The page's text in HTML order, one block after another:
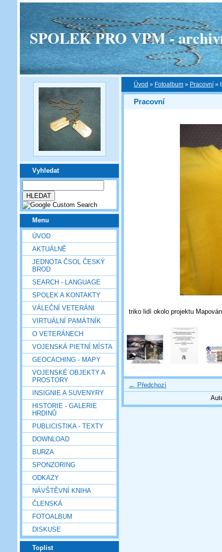
SPOLEK PRO VPM -
Vyhledat
Menu
ÚVOD
AKTUÁLNĚ
JEDNOTA ČSOL ČESKÝ
BROD
SEARCH - LANGUAGE
SPOLEK A KONTAKTY
VÁLEČNÍ VETERÁNI
VIRTUÁLNÍ PAMÁTNÍK
O VETERÁNECH
VOJENSKÁ PIETNÍ MÍSTA
GEOCACHING - MAPY
VOJENSKÉ OBJEKTY A
PROSTORY
INSIGNIE A SUVENYRY
HISTORIE - GALERIE
HRDINŮ
PUBLICISTIKA - TEXTY
DOWNLOAD
BURZA
SPONZORING
ODKAZY
NÁVŠTĚVNÍ KNIHA
ČLENSKÁ
FOTOALBUM
DISKUSE
Toplist
Úvod » Fotoalbum » Pracovní »
Pracovní
triko lidí okolo projektu
← Předchozí